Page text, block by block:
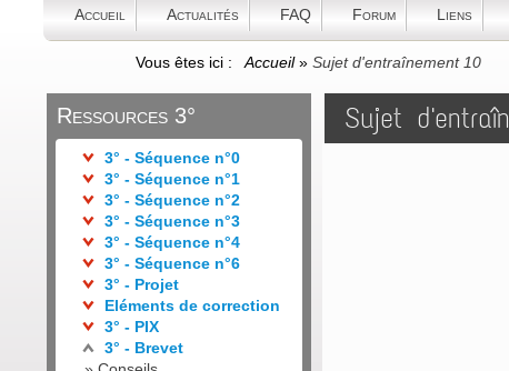
Accueil Actualités FAQ Forum Liens
Vous êtes ici : Accueil» Sujet d'entraînement 10
Ressources 3°
3° - Séquence n°0
3° - Séquence n°1
3° - Séquence n°2
3° - Séquence n°3
3° - Séquence n°4
3° - Séquence n°6
3° - Projet
Eléments de correction
3° - PIX
3° - Brevet
Sujet